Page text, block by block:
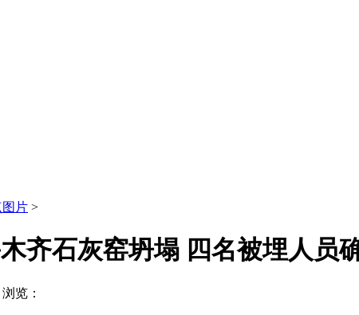
片 >
齐石灰窑坍塌 四名被埋人员
浏览：